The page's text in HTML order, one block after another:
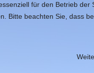
für den Betrieb
Bitte beachten Sie, dass